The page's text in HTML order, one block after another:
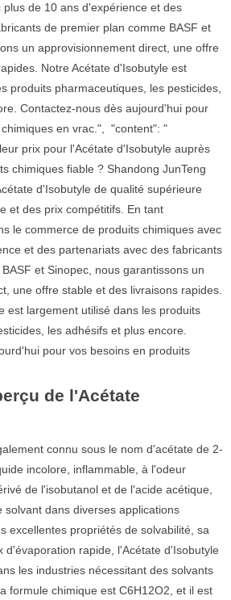
de 10 ans d'expérience et des
de premier plan comme BASF et
un approvisionnement direct, une offre
Notre Acétate d'Isobutyle est
produits pharmaceutiques, les pesticides,
Contactez-nous dès aujourd'hui pour
en vrac.", "content": "
prix pour l'Acétate d'Isobutyle auprès
chimiques fiable ? Shandong JunTeng
d'Isobutyle de qualité supérieure
et des prix compétitifs. En tant
le commerce de produits chimiques avec
et des partenariats avec des fabricants
et Sinopec, nous garantissons un
une offre stable et des livraisons rapides.
est largement utilisé dans les produits
les adhésifs et plus encore.
pour vos besoins en produits
de l'Acétate
connu sous le nom d'acétate de 2-
incolore, inflammable, à l'odeur
de l'isobutanol et de l'acide acétique,
solvant dans diverses applications
excellentes propriétés de solvabilité, sa
d'évaporation rapide, l'Acétate d'Isobutyle
les industries nécessitant des solvants
formule chimique est C6H12O2, et il est